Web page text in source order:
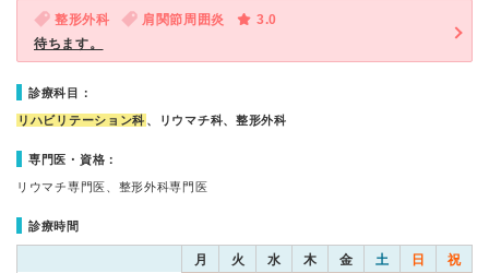
整形外科 肩関節周囲炎
3.0
待ちます。
診療科目：
リハビリテーション科 、リウマチ科、整形外科
専門医・資格：
リウマチ専門医、整形外科専門医
診療時間
月 火 水 木 金 土 日 祝